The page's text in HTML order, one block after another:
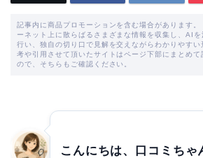
記事内に商品プロモーションを含む場合があります
ーネット上に散らばるさまざまな情報を収集し、AI
行い、独自の切り口で見解を交えながらわかりやす
考や引用させて頂いたサイトはページ下部にまとめ
ので、そちらもご確認ください。
こんにちは、口コミちゃ